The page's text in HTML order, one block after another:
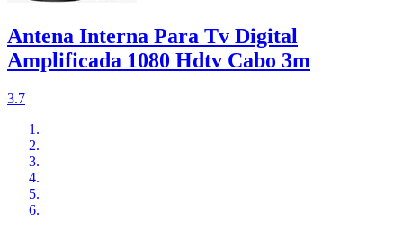
Antena Interna Para Tv Digital
Amplificada 1080 Hdtv Cabo 3m
3.7